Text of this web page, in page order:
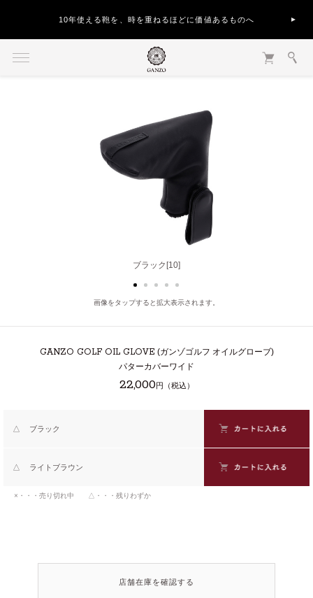
10年使える鞄を、時を重ねるほどに価値あるものへ
ブラック[10]
ライトブラウン[50]
画像をタップすると拡大表示されます。
GANZO GOLF OIL GLOVE (ガンゾゴルフ オイルグローブ)
パターカバーワイド
22,000円（税込）
△ ブラック
△ ライトブラウン
×・・・売り切れ中 △・・・残りわずか
店舗在庫を確認する